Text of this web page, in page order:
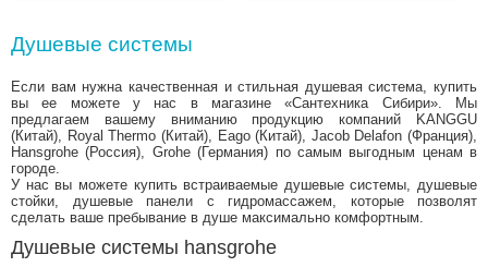
Душевые системы
Если вам нужна качественная и стильная душевая система, купить
вы ее можете у нас в магазине «Сантехника Сибири». Мы
предлагаем вашему вниманию продукцию компаний KANGGU
(Китай), Royal Thermo (Китай), Eago (Китай), Jacob Delafon (Франция),
Hansgrohe (Россия), Grohe (Германия) по самым выгодным ценам в
городе.
У нас вы можете купить встраиваемые душевые системы, душевые
стойки, душевые панели с гидромассажем, которые позволят
сделать ваше пребывание в душе максимально комфортным.
Душевые системы hansgrohe